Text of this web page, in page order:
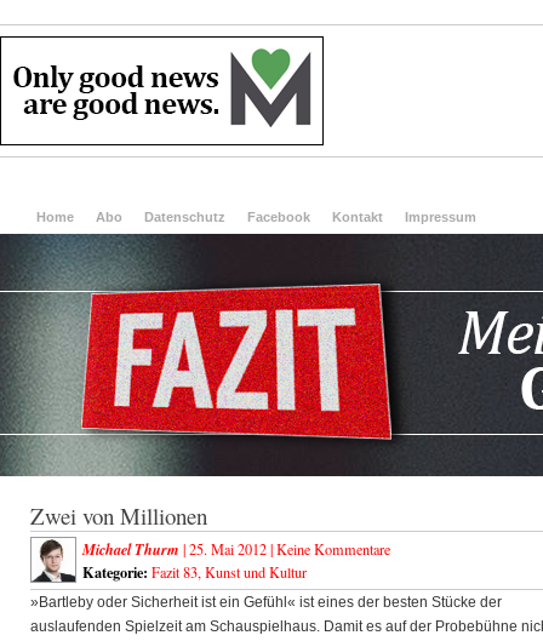
Home Abo Datenschutz Facebook Kontakt Impressum
Zwei von Millionen
Michael Thurm | 25. Mai 2012 |Keine Kommentare
Kategorie: Fazit 83, Kunst und Kultur
»Bartleby oder Sicherheit ist ein Gefühl« ist eines der besten Stücke der
auslaufenden Spielzeit am Schauspielhaus. Damit es auf der Probebühne